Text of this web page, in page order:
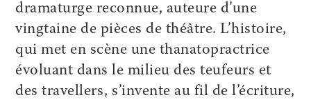
dramaturge reconnue, auteure d’une
vingtaine de pièces de théâtre. L’histoire,
qui met en scène une thanatopractrice
évoluant dans le milieu des teufeurs et
des travellers, s’invente au fil de l’écriture,